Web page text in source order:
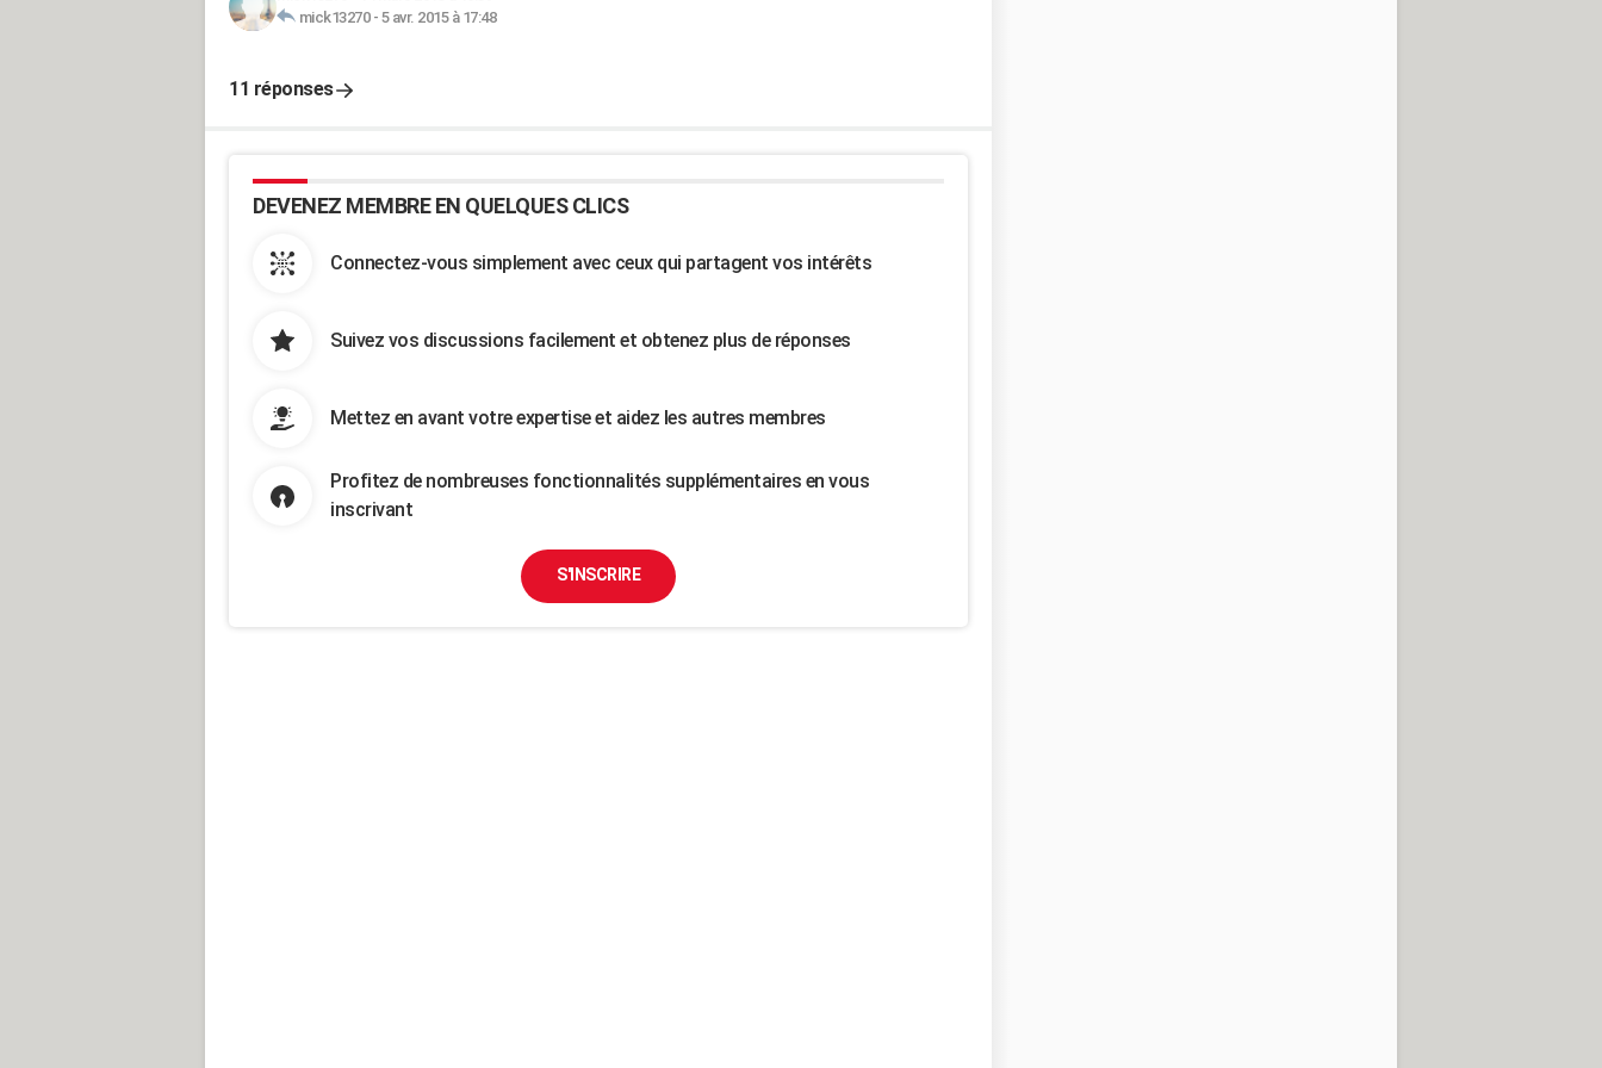
mick13270- 5 avr. 2015 à 17:48
11 réponses
DEVENEZ MEMBRE EN QUELQUES CLICS
Connectez-vous simplement avec ceux qui partagent vos intérêts
Suivez vos discussions facilement et obtenez plus de réponses
Mettez en avant votre expertise et aidez les autres membres
Profitez de nombreuses fonctionnalités supplémentaires en vous
inscrivant
S'INSCRIRE